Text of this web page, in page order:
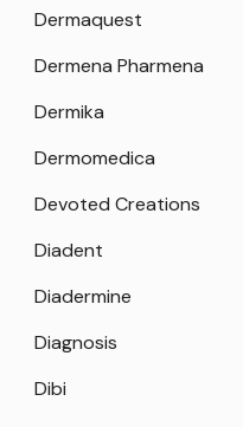
Dermaquest
Dermena Pharmena
Dermika
Dermomedica
Devoted Creations
Diadent
Diadermine
Diagnosis
Dibi